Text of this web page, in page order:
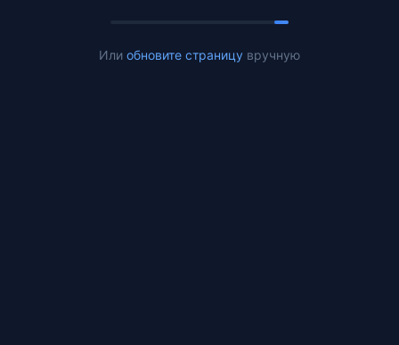
Или обновите страницу вручную